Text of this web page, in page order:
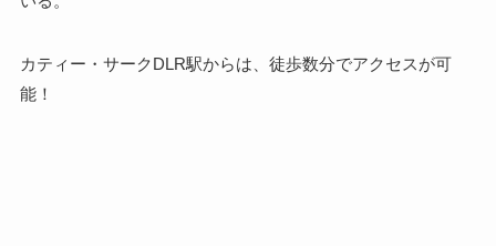
カティー・サークDLR駅からは、徒歩数分でアクセスが可
能！